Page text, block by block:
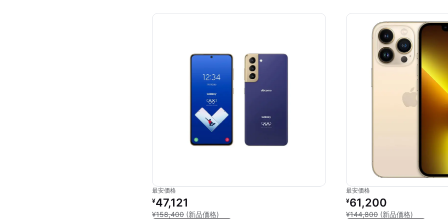
最安価格
リファービッシュ品の価格：
¥47,121
¥158,400 (新品価格)
最安価格
リファービッシュ品の価格：
¥61,200
¥144,800 (新品価格)